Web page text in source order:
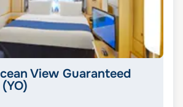
View Guaranteed